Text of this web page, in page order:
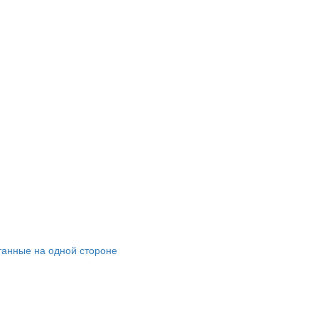
на одной стороне